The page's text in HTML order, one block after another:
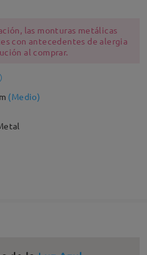
las monturas metálicas
con antecedentes de alergia
al comprar.
(Medio)